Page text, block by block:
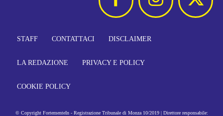
STAFF CONTATTACI DISCLAIMER
LA REDAZIONE PRIVACY E POLICY
COOKIE POLICY
© Copyright FortementeIn - Registrazione Tribunale di Monza 10/2019 | Direttore responsabile: